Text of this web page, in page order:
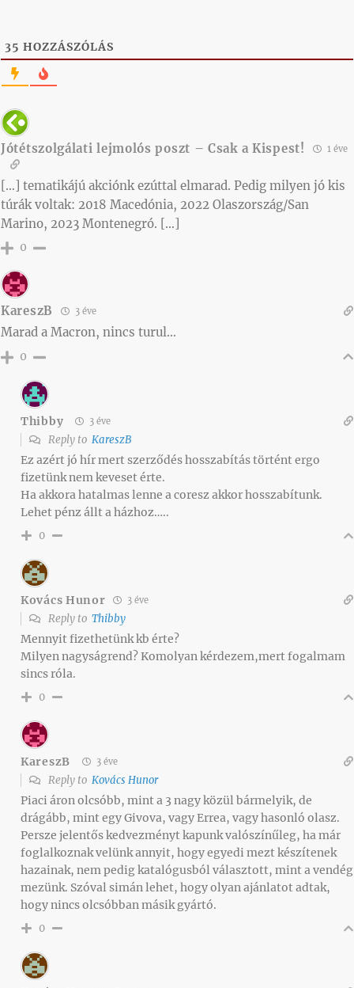
35 HOZZÁSZÓLÁS
Jótétszolgálati lejmolós poszt – Csak a Kispest! 1 éve
[…] tematikájú akciónk ezúttal elmarad. Pedig milyen jó kis
túrák voltak: 2018 Macedónia, 2022 Olaszország/San
Marino, 2023 Montenegró. […]
0
KareszB 3 éve
Marad a Macron, nincs turul…
0
Thibby 3 éve
Reply to KareszB
Ez azért jó hír mert szerződés hosszabítás történt ergo
fizetünk nem keveset érte.
Ha akkora hatalmas lenne a coresz akkor hosszabítunk.
Lehet pénz állt a házhoz…..
0
Kovács Hunor 3 éve
Reply to Thibby
Mennyit fizethetünk kb érte?
Milyen nagyságrend? Komolyan kérdezem,mert fogalmam
sincs róla.
0
KareszB 3 éve
Reply to Kovács Hunor
Piaci áron olcsóbb, mint a 3 nagy közül bármelyik, de
drágább, mint egy Givova, vagy Errea, vagy hasonló olasz.
Persze jelentős kedvezményt kapunk valószínűleg, ha már
foglalkoznak velünk annyit, hogy egyedi mezt készítenek
hazainak, nem pedig katalógusból választott, mint a vendég
mezünk. Szóval simán lehet, hogy olyan ajánlatot adtak,
hogy nincs olcsóbban másik gyártó.
0